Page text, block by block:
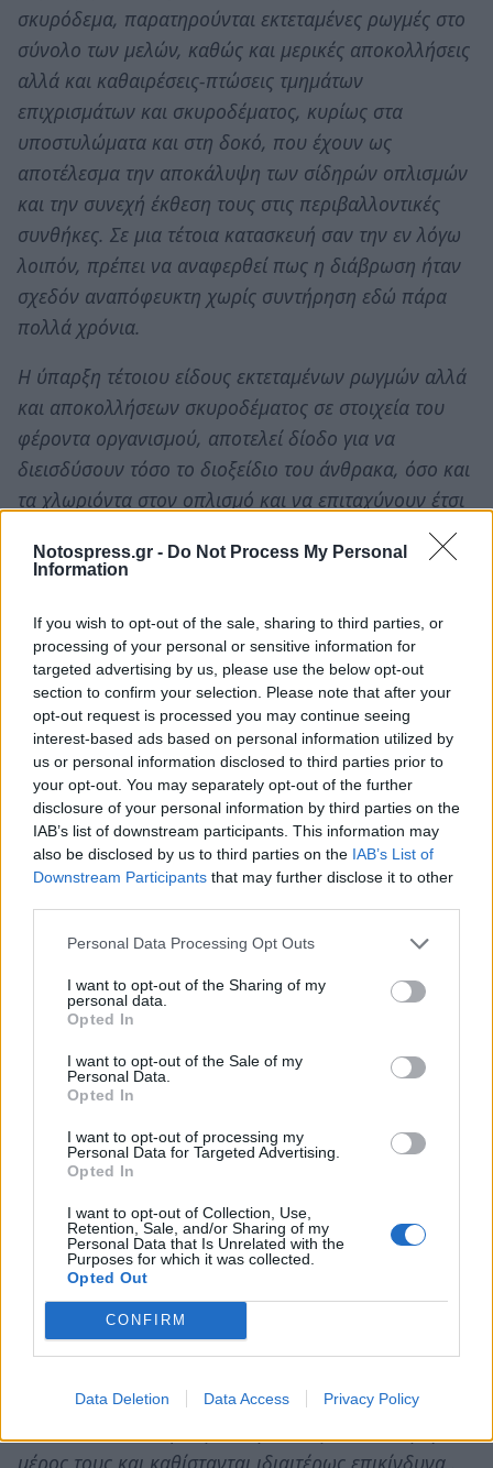
Notospress.gr - Do Not Process My Personal
Information
If you wish to opt-out of the sale, sharing to third parties, or
processing of your personal or sensitive information for
targeted advertising by us, please use the below opt-out
section to confirm your selection. Please note that after your
opt-out request is processed you may continue seeing
interest-based ads based on personal information utilized by
us or personal information disclosed to third parties prior to
your opt-out. You may separately opt-out of the further
disclosure of your personal information by third parties on the
IAB’s list of downstream participants. This information may
also be disclosed by us to third parties on the IAB’s List of
Downstream Participants that may further disclose it to other
Personal Data Processing Opt Outs
I want to opt-out of the Sharing of my
personal data.
Opted In
I want to opt-out of the Sale of my
Personal Data.
Opted In
I want to opt-out of processing my
Personal Data for Targeted Advertising.
Opted In
I want to opt-out of Collection, Use,
Retention, Sale, and/or Sharing of my
Personal Data that Is Unrelated with the
Purposes for which it was collected.
Opted Out
CONFIRM
Data Deletion Data Access Privacy Policy
σκυρόδεμα, παρατηρούνται εκτεταμένες ρωγμές στο
σύνολο των μελών, καθώς και μερικές αποκολλήσεις
αλλά και καθαιρέσεις-πτώσεις τμημάτων
επιχρισμάτων και σκυροδέματος, κυρίως στα
υποστυλώματα και στη δοκό, που έχουν ως
αποτέλεσμα την αποκάλυψη των σίδηρών οπλισμών
και την συνεχή έκθεση τους στις περιβαλλοντικές
συνθήκες. Σε μια τέτοια κατασκευή σαν την εν λόγω
λοιπόν, πρέπει να αναφερθεί πως η διάβρωση ήταν
σχεδόν αναπόφευκτη χωρίς συντήρηση εδώ πάρα
πολλά χρόνια.
Η ύπαρξη τέτοιου είδους εκτεταμένων ρωγμών αλλά
και αποκολλήσεων σκυροδέματος σε στοιχεία του
φέροντα οργανισμού, αποτελεί δίοδο για να
διεισδύσουν τόσο το διοξείδιο του άνθρακα, όσο και
τα χλωριόντα στον οπλισμό και να επιταχύνουν έτσι
λοιπόν και τις εισροές υδάτων που έχουν υπάρξει
έχουν διαβρωθεί και τινάξει την ούτως η άλλως
σχεδόν ανύπαρκτη επικάλυψη μπετόν. Η
καταστροφή που δημιουργείται είναι ιδιαίτερα
σύνθετη, καθώς η ενανθράκωση του σιδηρού
οπλισμού προκαλεί αύξηση του όγκου του, με
αποτέλεσμα τη δημιουργία εσωτερικών τάσεων και
ρωγμών, με μακροπρόθεσμο αποτέλεσμα τη
διόγκωση των ρωγμών, αποκολλήσεις αλλά και
πτώσεις τμημάτων επιχρισμάτων και σκυροδέματος,
Επίσης, λόγω της συνεχούς οξείδωσης του χάλυβα
μειώνεται η ενεργός διατομή του και κατά συνέπεια
μειώνεται η αντοχή του σε εφελκυσμό και η
αποτελέσματα για τη στατικότητα του εκάστοτε
φορέα, μιας και η ράβδος που έχει προσβληθεί
γίνεται πλέον εύθραυστη, με ταυτόχρονη μείωση της
ολκιμότητας του χάλυβα, με αποτέλεσμα να μην
αστοχίας υλικού (ψαθυρή αστοχία υλικού).
Τα κουφώματα-ξύλινα του κτιρίου έχουν
καταστραφεί ή αποκολληθεί και η κίνηση τους είναι
αδύνατη. Χρήζουν αντικατάστασης ή επισκευής.
χρήζουν άμεσης αντικατάστασης, καθώς έχουν